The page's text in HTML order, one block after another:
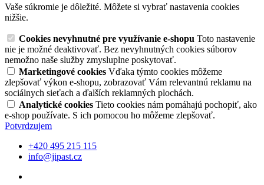
Vaše súkromie je dôležité. Môžete si vybrať nastavenia cookies
nižšie.
Cookies nevyhnutné pre využívanie e-shopu Toto nastavenie
nie je možné deaktivovať. Bez nevyhnutných cookies súborov
nemožno naše služby zmysluplne poskytovať.
Marketingové cookies Vďaka týmto cookies môžeme
zlepšovať výkon e-shopu, zobrazovať Vám relevantnú reklamu na
sociálnych sieťach a ďalších reklamných plochách.
Analytické cookies Tieto cookies nám pomáhajú pochopiť, ako
e-shop používate. S ich pomocou ho môžeme zlepšovať.
Potvrdzujem
+420 495 215 115
info@jipast.cz